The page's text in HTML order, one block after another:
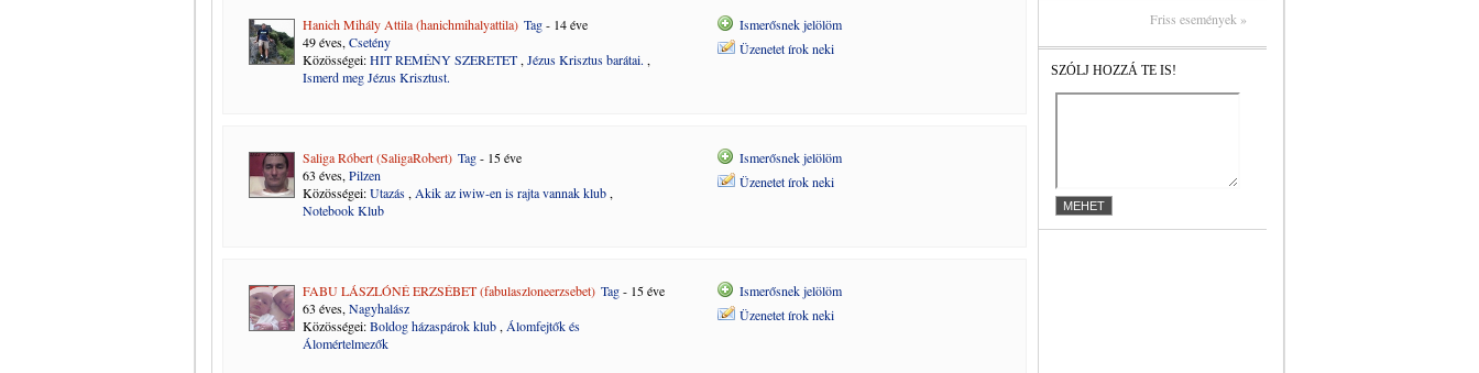
Hanich Mihály Attila (hanichmihalyattila) Tag- 14 éve
49 éves, Csetény
Közösségei:HIT REMÉNY SZERETET , Jézus Krisztus barátai. ,
Ismerd meg Jézus Krisztust.
Ismerősnek jelölöm
Üzenetet írok neki
Saliga Róbert (SaligaRobert) Tag- 15 éve
63 éves, Pilzen
Közösségei:Utazás , Akik az iwiw-en is rajta vannak klub ,
Notebook Klub
Ismerősnek jelölöm
Üzenetet írok neki
FABU LÁSZLÓNÉ ERZSÉBET (fabulaszloneerzsebet) Tag- 15 éve
63 éves, Nagyhalász
Közösségei:Boldog házaspárok klub , Álomfejtők és
Álomértelmezők
Ismerősnek jelölöm
Üzenetet írok neki
Friss események »
SZÓLJ HOZZÁ TE IS!